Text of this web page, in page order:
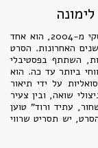
"ללכת על המים", סרטם של איתן פוקס וגל אוחובסקי מ-2004, הוא אחד
האחרונות. הסרט
השתתף בפסטיבלי
ביותר עד כה. הוא
על ידי תיאור
שואה, ובין צעיר
עתיד ורוד" טוען
יש תסריט שרווי